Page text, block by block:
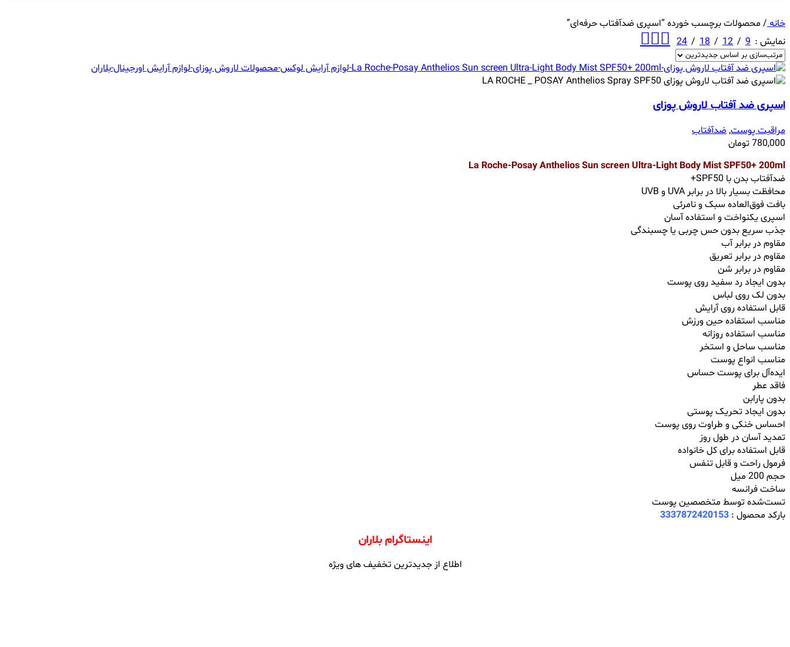
خانه/ محصولات برچسب خورده “اسپری ضدآفتاب حرفه‌ای”
نمایش
9
12
18
24
اسپری ضد آفتاب لاروش پوزای
مراقبت پوست,ضدآفتاب
780,000تومان
La Roche-Posay Anthelios Sun screen Ultra-Light Body Mist SPF50+ 200ml
ضدآفتاب بدن با SPF50+
محافظت بسیار بالا در برابر UVA و UVB
بافت فوق‌العاده سبک و نامرئی
اسپری یکنواخت و استفاده آسان
جذب سریع بدون حس چربی یا چسبندگی
مقاوم در برابر آب
مقاوم در برابر تعریق
مقاوم در برابر شن
بدون ایجاد رد سفید روی پوست
بدون لک روی لباس
قابل استفاده روی آرایش
مناسب استفاده حین ورزش
مناسب استفاده روزانه
مناسب ساحل و استخر
مناسب انواع پوست
ایده‌آل برای پوست حساس
فاقد عطر
بدون پارابن
بدون ایجاد تحریک پوستی
احساس خنکی و طراوت روی پوست
تمدید آسان در طول روز
قابل استفاده برای کل خانواده
فرمول راحت و قابل تنفس
حجم 200 میل
ساخت فرانسه
تست‌شده توسط متخصصین پوست
بارکد محصول : 3337872420153
اینستاگرام بلاران
اطلاع از جدیدترین تخفیف های ویژه